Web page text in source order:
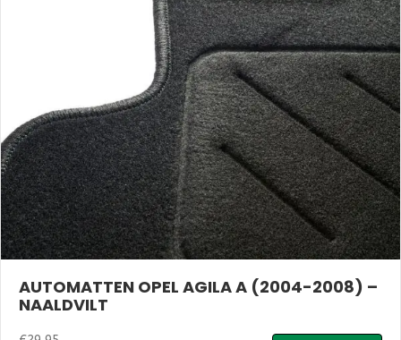
AUTOMATTEN OPEL AGILA A (2004-2008) –
NAALDVILT